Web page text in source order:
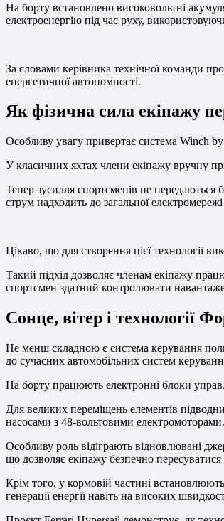
На борту встановлено високовольтні
електроенергію під час руху,
За словами керівника технічної команди
енергетичної автономності.
Як фізична сила екіпажу
Особливу увагу привертає система Winch
У класичних яхтах члени екіпажу вручну
Тепер зусилля спортсменів не передаються
струм надходить до загальної
Цікаво, що для створення цієї технології
Такий підхід дозволяє членам екіпажу
спортсмен здатний контролювати
Сонце, вітер і технології
Не менш складною є система керування
до сучасних автомобільних систем
На борту працюють електронні блоки
Для великих переміщень елементів
насосами з 48-вольтовими
Особливу роль відіграють відновлювані
що дозволяє екіпажу безпечно
Крім того, у кормовій частині
генерації енергії навіть на високих